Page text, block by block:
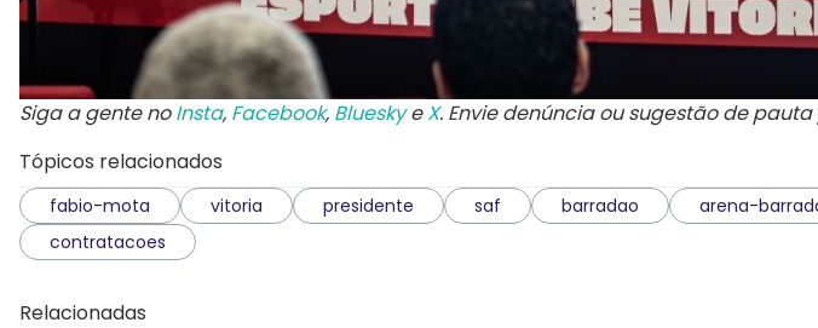
Siga a gente noInsta, Facebook, BlueskyeX. Envie denúncia ou sugestão de
Tópicos relacionados
fabio-mota vitoria presidente saf barradao arena-
contratacoes
Relacionadas